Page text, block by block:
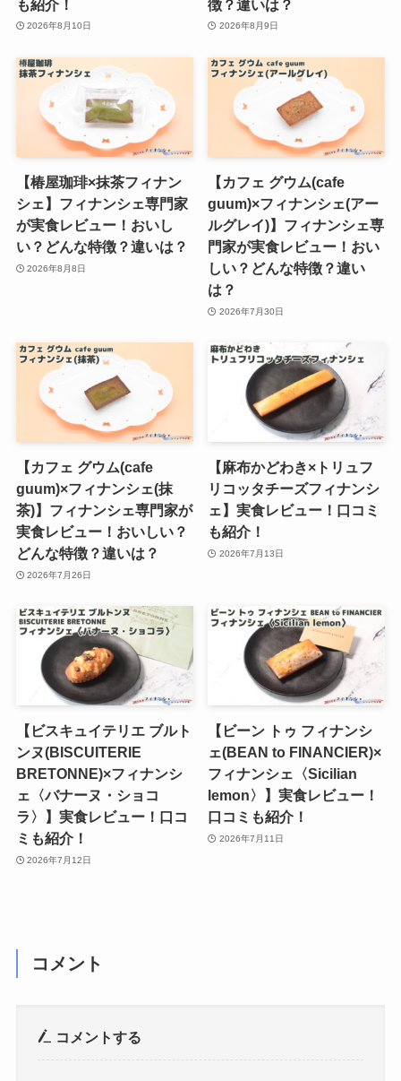
も紹介！
2026年8月10日
徴？違いは？
2026年8月9日
【椿屋珈琲×抹茶フィナン
シェ】フィナンシェ専門家
が実食レビュー！おいし
い？どんな特徴？違いは？
2026年8月8日
【カフェ グウム(cafe
guum)×フィナンシェ(アー
ルグレイ)】フィナンシェ専
門家が実食レビュー！おい
しい？どんな特徴？違い
は？
2026年7月30日
【カフェ グウム(cafe
guum)×フィナンシェ(抹
茶)】フィナンシェ専門家が
実食レビュー！おいしい？
どんな特徴？違いは？
2026年7月26日
【麻布かどわき×トリュフ
リコッタチーズフィナンシ
ェ】実食レビュー！口コミ
も紹介！
2026年7月13日
【ビスキュイテリエ ブルト
ンヌ(BISCUITERIE
BRETONNE)×フィナンシ
ェ〈バナーヌ・ショコ
ラ〉】実食レビュー！口コ
ミも紹介！
2026年7月12日
【ビーン トゥ フィナンシ
ェ(BEAN to FINANCIER)×
フィナンシェ〈Sicilian
lemon〉】実食レビュー！
口コミも紹介！
2026年7月11日
コメント
コメントする